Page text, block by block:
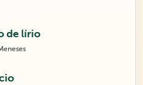
de lírio